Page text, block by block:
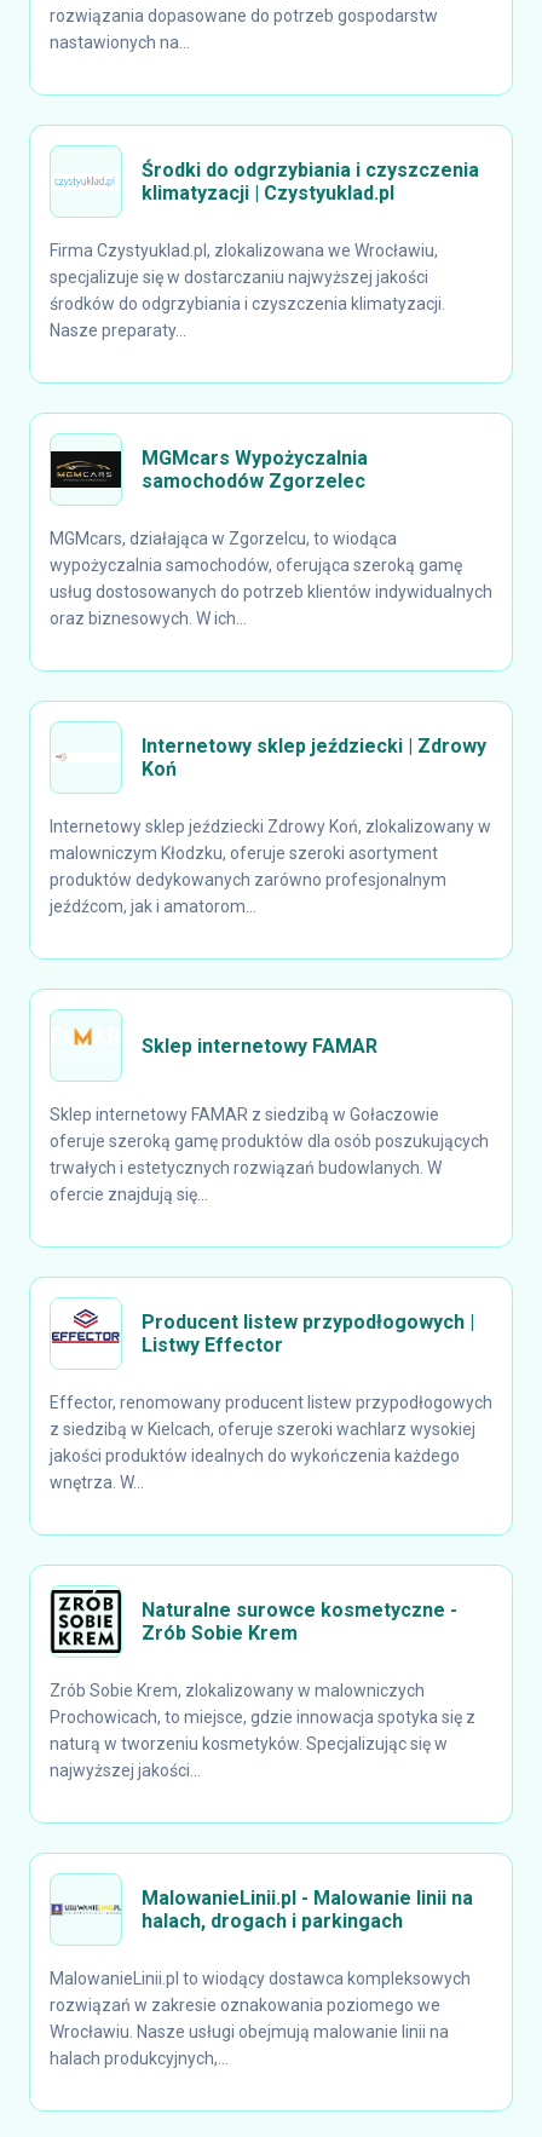
rozwiązania dopasowane do potrzeb gospodarstw
nastawionych na...
Środki do odgrzybiania i czyszczenia
klimatyzacji | Czystyuklad.pl
Firma Czystyuklad.pl, zlokalizowana we Wrocławiu,
specjalizuje się w dostarczaniu najwyższej jakości
środków do odgrzybiania i czyszczenia klimatyzacji.
Nasze preparaty...
MGMcars Wypożyczalnia
samochodów Zgorzelec
MGMcars, działająca w Zgorzelcu, to wiodąca
wypożyczalnia samochodów, oferująca szeroką gamę
usług dostosowanych do potrzeb klientów indywidualnych
oraz biznesowych. W ich...
Internetowy sklep jeździecki | Zdrowy
Koń
Internetowy sklep jeździecki Zdrowy Koń, zlokalizowany w
malowniczym Kłodzku, oferuje szeroki asortyment
produktów dedykowanych zarówno profesjonalnym
jeźdźcom, jak i amatorom...
Sklep internetowy FAMAR
Sklep internetowy FAMAR z siedzibą w Gołaczowie
oferuje szeroką gamę produktów dla osób poszukujących
trwałych i estetycznych rozwiązań budowlanych. W
ofercie znajdują się...
Producent listew przypodłogowych |
Listwy Effector
Effector, renomowany producent listew przypodłogowych
z siedzibą w Kielcach, oferuje szeroki wachlarz wysokiej
jakości produktów idealnych do wykończenia każdego
wnętrza. W...
Naturalne surowce kosmetyczne -
Zrób Sobie Krem
Zrób Sobie Krem, zlokalizowany w malowniczych
Prochowicach, to miejsce, gdzie innowacja spotyka się z
naturą w tworzeniu kosmetyków. Specjalizując się w
najwyższej jakości...
MalowanieLinii.pl - Malowanie linii na
halach, drogach i parkingach
MalowanieLinii.pl to wiodący dostawca kompleksowych
rozwiązań w zakresie oznakowania poziomego we
Wrocławiu. Nasze usługi obejmują malowanie linii na
halach produkcyjnych,...